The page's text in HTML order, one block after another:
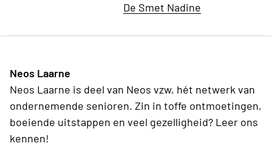
De Smet Nadine
Neos Laarne
Neos Laarne is deel van Neos vzw, hét netwerk van
ondernemende senioren. Zin in toffe ontmoetingen,
boeiende uitstappen en veel gezelligheid? Leer ons
kennen!